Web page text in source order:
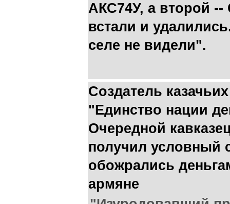
АКС74У, а второй
встали и
селе не видели".
Создатель
"Единство нации
Очередной
получил условный
обожрались
армяне